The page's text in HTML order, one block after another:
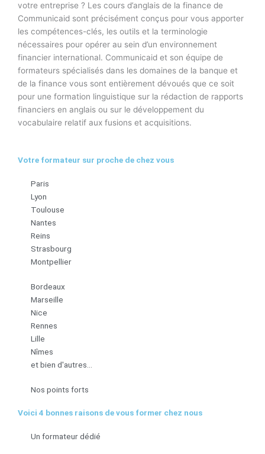
votre entreprise ? Les cours d’anglais de la finance de
Communicaid sont précisément conçus pour vous apporter
les compétences-clés, les outils et la terminologie
nécessaires pour opérer au sein d’un environnement
financier international. Communicaid et son équipe de
formateurs spécialisés dans les domaines de la banque et
de la finance vous sont entièrement dévoués que ce soit
pour une formation linguistique sur la rédaction de rapports
financiers en anglais ou sur le développement du
vocabulaire relatif aux fusions et acquisitions.
Votre formateur sur proche de chez vous
Paris
Lyon
Toulouse
Nantes
Reins
Strasbourg
Montpellier
Bordeaux
Marseille
Nice
Rennes
Lille
Nîmes
et bien d'autres...
Nos points forts
Voici 4 bonnes raisons de vous former chez nous
Un formateur dédié